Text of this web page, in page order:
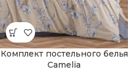
Комплект постельного белья
Camelia